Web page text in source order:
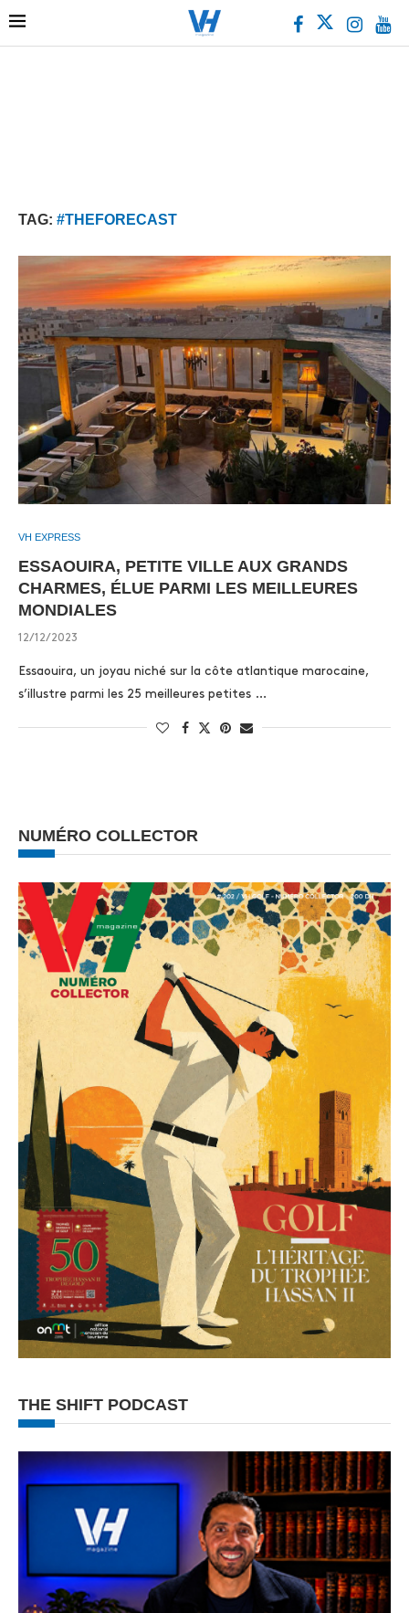
TAG: #THEFORECAST
VH EXPRESS
ESSAOUIRA, PETITE VILLE AUX GRANDS
CHARMES, ÉLUE PARMI LES MEILLEURES
MONDIALES
12/12/2023
Essaouira, un joyau niché sur la côte atlantique marocaine,
s’illustre parmi les 25 meilleures petites …
NUMÉRO COLLECTOR
THE SHIFT PODCAST